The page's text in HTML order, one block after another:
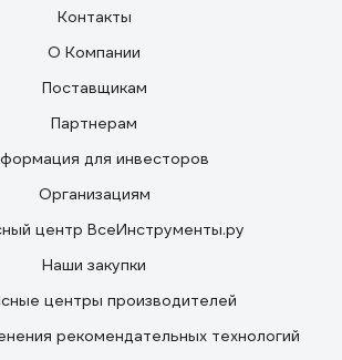
Контакты
О Компании
Поставщикам
Партнерам
для инвесторов
Организациям
центр ВсеИнструменты.ру
Наши закупки
центры производителей
рекомендательных технологий